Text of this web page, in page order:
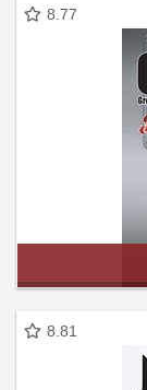
8.77
8.81